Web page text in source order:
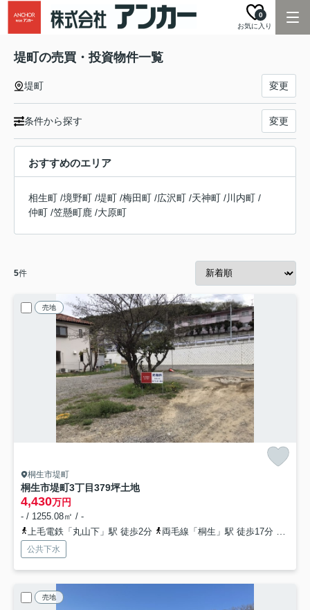
お気に入り
0
堤町の売買・投資物件一覧
堤町 変更
条件から探す 変更
おすすめのエリア
相生町 /境野町 /堤町 /梅田町 /広沢町 /天神町 /川内町 /
仲町 /笠懸町鹿 /大原町
5件
売地
桐生市堤町
桐生市堤町3丁目379坪土地
4,430万円
- / 1255.08㎡ / -
上毛電鉄「丸山下」駅 徒歩2分
両毛線「桐生」駅 徒歩17分 東武
公共下水
売地